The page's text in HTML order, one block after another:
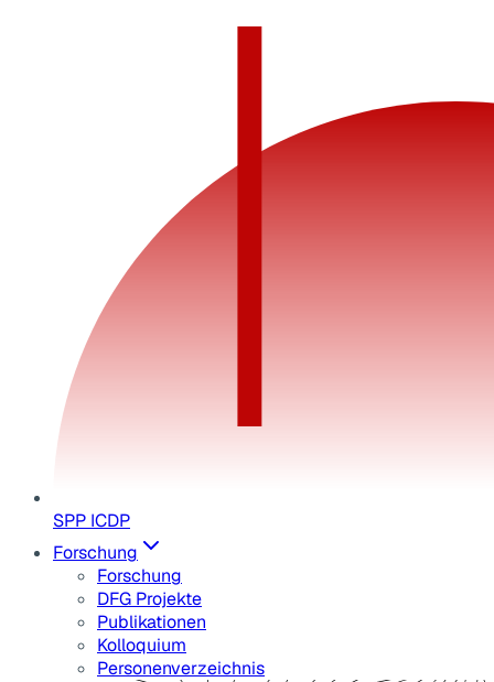
SPP ICDP
Forschung
Forschung
DFG Projekte
Publikationen
Kolloquium
Personenverzeichnis